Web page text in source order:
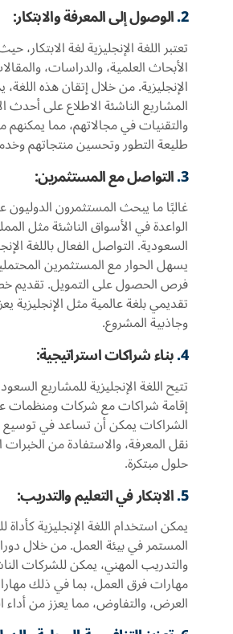
الوصول إلى المعرفة والابتكار:
تعتبر اللغة الإنجليزية لغة الابتكار،
الأبحاث العلمية، والدراسات، والمقالات
الإنجليزية. من خلال إتقان هذه
المشاريع الناشئة الاطلاع على أحدث
والتقنيات في مجالاتهم، مما يمكنهم
طليعة التطور وتحسين منتجاتهم
التواصل مع المستثمرين:
غالبًا ما يبحث المستثمرون الدوليون
الواعدة في الأسواق الناشئة مثل
السعودية. التواصل الفعال باللغة
يسهل الحوار مع المستثمرين
فرص الحصول على التمويل. تقديم
تقديمي بلغة عالمية مثل الإنجليزية
وجاذبية المشروع.
بناء شراكات استراتيجية:
تتيح اللغة الإنجليزية للمشاريع
إقامة شراكات مع شركات ومنظمات
الشراكات يمكن أن تساعد في توسيع
نقل المعرفة، والاستفادة من الخبرات
حلول مبتكرة.
الابتكار في التعليم والتدريب:
يمكن استخدام اللغة الإنجليزية كأداة
المستمر في بيئة العمل. من خلال
والتدريب المهني، يمكن للشركات
مهارات فرق العمل، بما في ذلك
العرض، والتفاوض، مما يعزز من أداء